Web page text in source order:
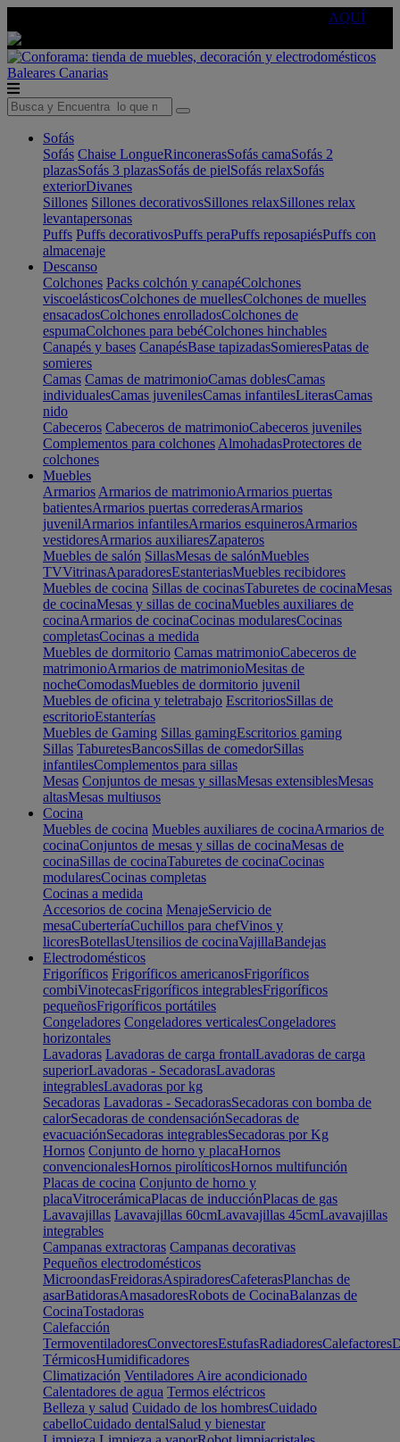
AQUÍ
Baleares Canarias
Sofás
Sofás Chaise LongueRinconerasSofás camaSofás 2
plazasSofás 3 plazasSofás de pielSofás relaxSofás
exteriorDivanes
Sillones Sillones decorativosSillones relaxSillones relax
levantapersonas
Puffs Puffs decorativosPuffs peraPuffs reposapiésPuffs con
almacenaje
Descanso
Colchones Packs colchón y canapéColchones
viscoelásticosColchones de muellesColchones de muelles
ensacadosColchones enrolladosColchones de
espumaColchones para bebéColchones hinchables
Canapés y bases CanapésBase tapizadasSomieresPatas de
somieres
Camas Camas de matrimonioCamas doblesCamas
individualesCamas juvenilesCamas infantilesLiterasCamas
nido
Cabeceros Cabeceros de matrimonioCabeceros juveniles
Complementos para colchones AlmohadasProtectores de
colchones
Muebles
Armarios Armarios de matrimonioArmarios puertas
batientesArmarios puertas correderasArmarios
juvenilArmarios infantilesArmarios esquinerosArmarios
vestidoresArmarios auxiliaresZapateros
Muebles de salón SillasMesas de salónMuebles
TVVitrinasAparadoresEstanteriasMuebles recibidores
Muebles de cocina Sillas de cocinasTaburetes de cocinaMesas
de cocinaMesas y sillas de cocinaMuebles auxiliares de
cocinaArmarios de cocinaCocinas modularesCocinas
completasCocinas a medida
Muebles de dormitorio Camas matrimonioCabeceros de
matrimonioArmarios de matrimonioMesitas de
nocheComodasMuebles de dormitorio juvenil
Muebles de oficina y teletrabajo EscritoriosSillas de
escritorioEstanterías
Muebles de Gaming Sillas gamingEscritorios gaming
Sillas TaburetesBancosSillas de comedorSillas
infantilesComplementos para sillas
Mesas Conjuntos de mesas y sillasMesas extensiblesMesas
altasMesas multiusos
Cocina
Muebles de cocina Muebles auxiliares de cocinaArmarios de
cocinaConjuntos de mesas y sillas de cocinaMesas de
cocinaSillas de cocinaTaburetes de cocinaCocinas
modularesCocinas completas
Cocinas a medida
Accesorios de cocina MenajeServicio de
mesaCuberteríaCuchillos para chefVinos y
licoresBotellasUtensilios de cocinaVajillaBandejas
Electrodomésticos
Frigoríficos Frigoríficos americanosFrigoríficos
combiVinotecasFrigoríficos integrablesFrigoríficos
pequeñosFrigoríficos portátiles
Congeladores Congeladores verticalesCongeladores
horizontales
Lavadoras Lavadoras de carga frontalLavadoras de carga
superiorLavadoras - SecadorasLavadoras
integrablesLavadoras por kg
Secadoras Lavadoras - SecadorasSecadoras con bomba de
calorSecadoras de condensaciónSecadoras de
evacuaciónSecadoras integrablesSecadoras por Kg
Hornos Conjunto de horno y placaHornos
convencionalesHornos pirolíticosHornos multifunción
Placas de cocina Conjunto de horno y
placaVitrocerámicaPlacas de inducciónPlacas de gas
Lavavajillas Lavavajillas 60cmLavavajillas 45cmLavavajillas
integrables
Campanas extractoras Campanas decorativas
Pequeños electrodomésticos
MicroondasFreidorasAspiradoresCafeterasPlanchas de
asarBatidorasAmasadoresRobots de CocinaBalanzas de
CocinaTostadoras
Calefacción
TermoventiladoresConvectoresEstufasRadiadoresCalefactores
TérmicosHumidificadores
Climatización Ventiladores Aire acondicionado
Calentadores de agua Termos eléctricos
Belleza y salud Cuidado de los hombresCuidado
cabelloCuidado dentalSalud y bienestar